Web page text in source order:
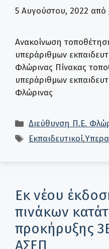
5 Αυγούστου, 2022 από
Ανακοίνωση
υπεράριθμων
Φλώρινας Πίνακας
υπεράριθμων
Φλώρινας
Κατηγορίες
Διεύθυνση Π.Ε.
Ετικέτες
Εκπαιδευτικοί,
Εκ νέου
πινάκων
προκήρυξης
ΑΣΕΠ